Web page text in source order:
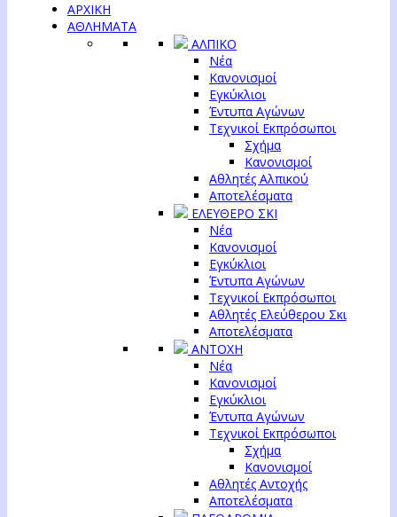
ΑΡΧΙΚΗ
ΑΘΛΗΜΑΤΑ
ΑΛΠΙΚΟ
Νέα
Κανονισμοί
Εγκύκλιοι
Έντυπα Αγώνων
Τεχνικοί Εκπρόσωποι
Σχήμα
Κανονισμοί
Αθλητές Αλπικού
Αποτελέσματα
ΕΛΕΥΘΕΡΟ ΣΚΙ
Νέα
Κανονισμοί
Εγκύκλιοι
Έντυπα Αγώνων
Τεχνικοί Εκπρόσωποι
Αθλητές Ελεύθερου Σκι
Αποτελέσματα
ΑΝΤΟΧΗ
Νέα
Κανονισμοί
Εγκύκλιοι
Έντυπα Αγώνων
Τεχνικοί Εκπρόσωποι
Σχήμα
Κανονισμοί
Αθλητές Αντοχής
Αποτελέσματα